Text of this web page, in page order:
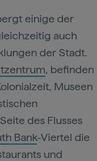
einige der
auch
der Stadt.
, befinden
Museen
des Flusses
Bank-Viertel die
und